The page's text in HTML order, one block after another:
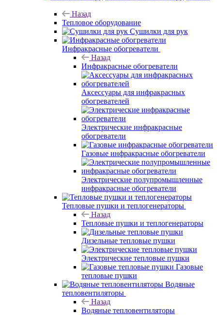
Назад
Тепловое оборудование
Сушилки для рук
Инфракрасные обогреватели
Назад
Инфракрасные обогреватели
Аксессуары для инфракрасных
обогревателей
Электрические инфракрасные
обогреватели
Газовые инфракрасные обогреватели
Электрические полупромышленные
инфракрасные обогреватели
Тепловые пушки и теплогенераторы
Назад
Тепловые пушки и теплогенераторы
Дизельные тепловые пушки
Электрические тепловые пушки
Газовые
тепловые пушки
Водяные
тепловентиляторы
Назад
Водяные тепловентиляторы